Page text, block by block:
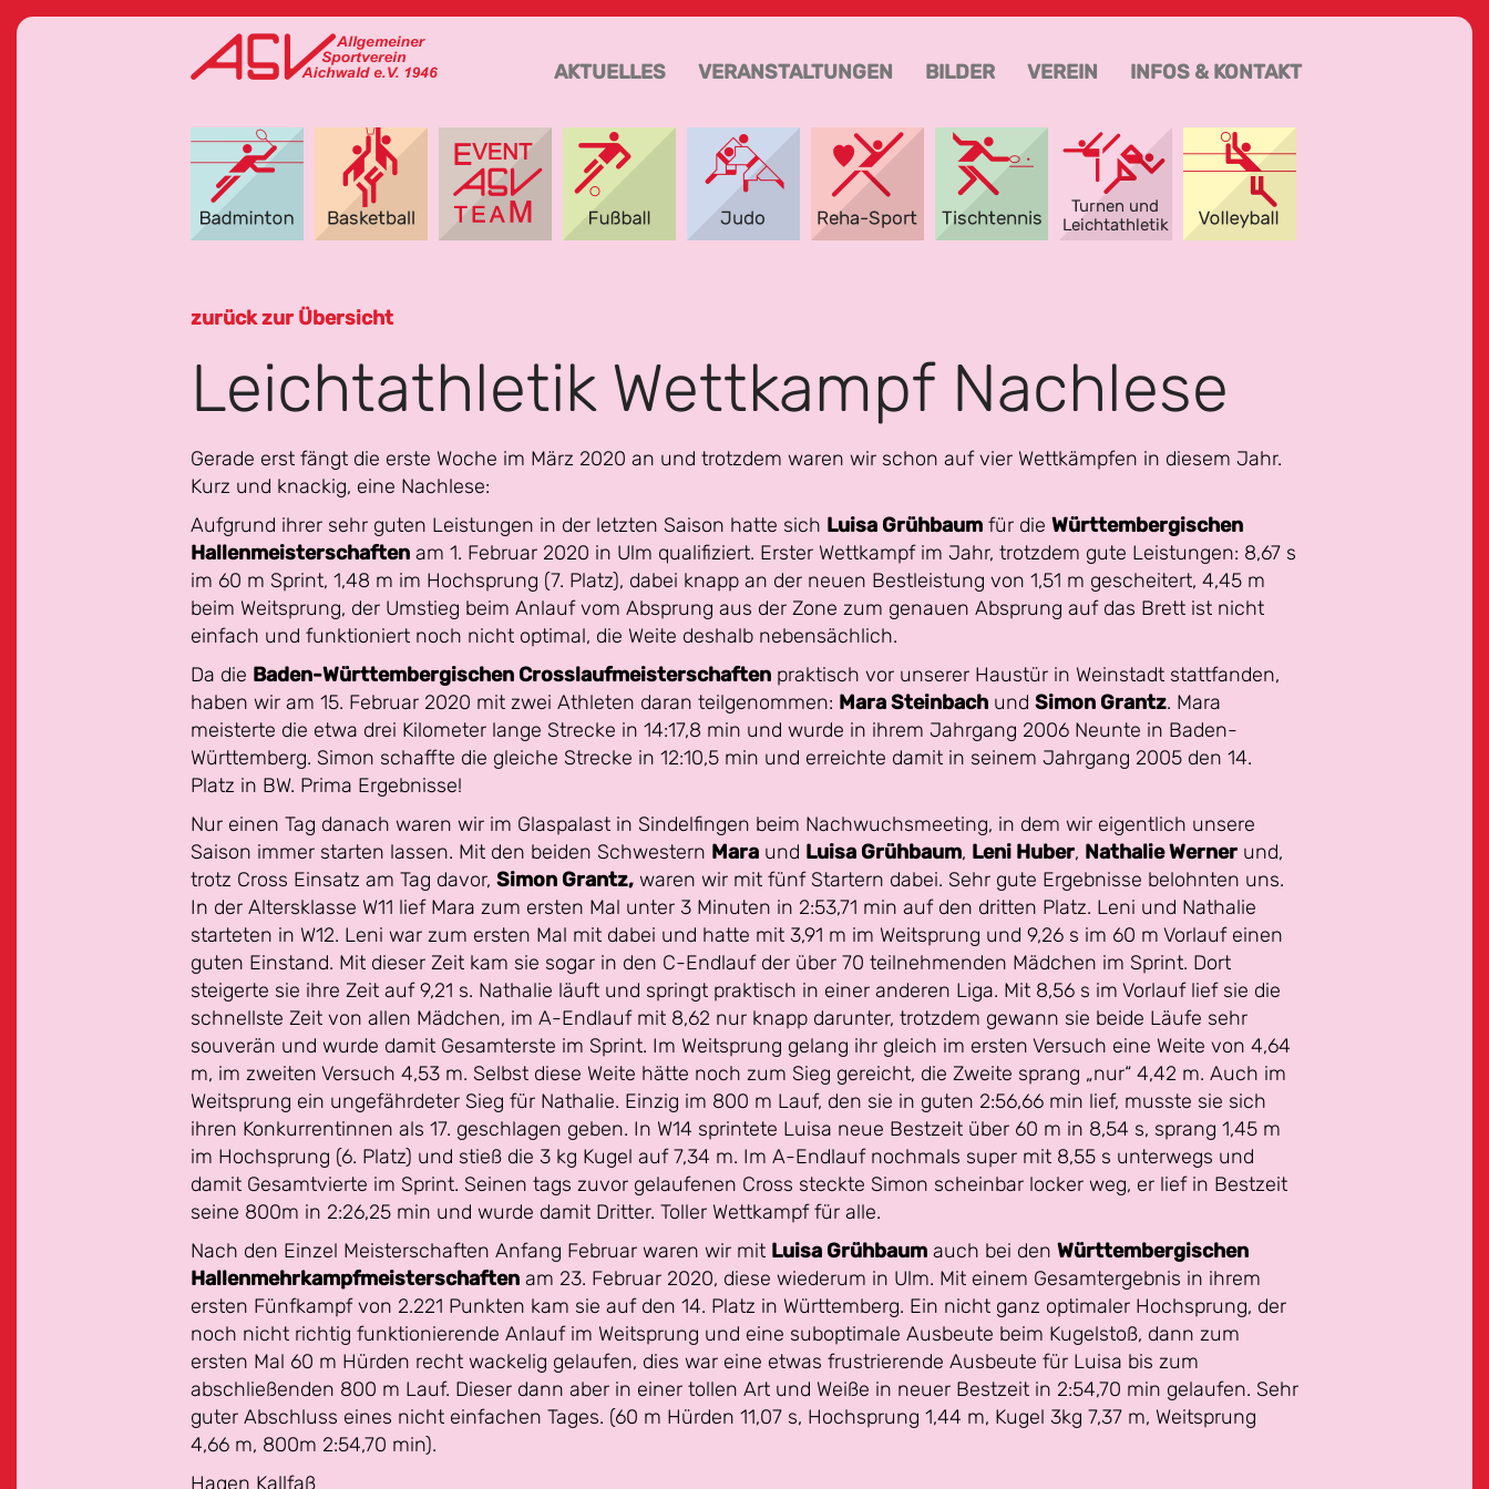
AKTUELLES VERANSTALTUNGEN BILDER VEREIN INFOS & KONTAKT
zurück zur Übersicht
Leichtathletik Wettkampf Nachlese
Gerade erst fängt die erste Woche im März 2020 an und trotzdem waren wir schon auf vier Wettkämpfen in diesem Jahr.
Kurz und knackig, eine Nachlese:
Aufgrund ihrer sehr guten Leistungen in der letzten Saison hatte sich Luisa Grühbaum für die Württembergischen
Hallenmeisterschaften am 1. Februar 2020 in Ulm qualifiziert. Erster Wettkampf im Jahr, trotzdem gute Leistungen: 8,67 s
im 60 m Sprint, 1,48 m im Hochsprung (7. Platz), dabei knapp an der neuen Bestleistung von 1,51 m gescheitert, 4,45 m
beim Weitsprung, der Umstieg beim Anlauf vom Absprung aus der Zone zum genauen Absprung auf das Brett ist nicht
einfach und funktioniert noch nicht optimal, die Weite deshalb nebensächlich.
Da die Baden-Württembergischen Crosslaufmeisterschaften praktisch vor unserer Haustür in Weinstadt stattfanden,
haben wir am 15. Februar 2020 mit zwei Athleten daran teilgenommen: Mara Steinbach und Simon Grantz. Mara
meisterte die etwa drei Kilometer lange Strecke in 14:17,8 min und wurde in ihrem Jahrgang 2006 Neunte in Baden-
Württemberg. Simon schaffte die gleiche Strecke in 12:10,5 min und erreichte damit in seinem Jahrgang 2005 den 14.
Platz in BW. Prima Ergebnisse!
Nur einen Tag danach waren wir im Glaspalast in Sindelfingen beim Nachwuchsmeeting, in dem wir eigentlich unsere
Saison immer starten lassen. Mit den beiden Schwestern Mara und Luisa Grühbaum, Leni Huber, Nathalie Werner und,
trotz Cross Einsatz am Tag davor, Simon Grantz, waren wir mit fünf Startern dabei. Sehr gute Ergebnisse belohnten uns.
In der Altersklasse W11 lief Mara zum ersten Mal unter 3 Minuten in 2:53,71 min auf den dritten Platz. Leni und Nathalie
starteten in W12. Leni war zum ersten Mal mit dabei und hatte mit 3,91 m im Weitsprung und 9,26 s im 60 m Vorlauf einen
guten Einstand. Mit dieser Zeit kam sie sogar in den C-Endlauf der über 70 teilnehmenden Mädchen im Sprint. Dort
steigerte sie ihre Zeit auf 9,21 s. Nathalie läuft und springt praktisch in einer anderen Liga. Mit 8,56 s im Vorlauf lief sie die
schnellste Zeit von allen Mädchen, im A-Endlauf mit 8,62 nur knapp darunter, trotzdem gewann sie beide Läufe sehr
souverän und wurde damit Gesamterste im Sprint. Im Weitsprung gelang ihr gleich im ersten Versuch eine Weite von 4,64
m, im zweiten Versuch 4,53 m. Selbst diese Weite hätte noch zum Sieg gereicht, die Zweite sprang „nur“ 4,42 m. Auch im
Weitsprung ein ungefährdeter Sieg für Nathalie. Einzig im 800 m Lauf, den sie in guten 2:56,66 min lief, musste sie sich
ihren Konkurrentinnen als 17. geschlagen geben. In W14 sprintete Luisa neue Bestzeit über 60 m in 8,54 s, sprang 1,45 m
im Hochsprung (6. Platz) und stieß die 3 kg Kugel auf 7,34 m. Im A-Endlauf nochmals super mit 8,55 s unterwegs und
damit Gesamtvierte im Sprint. Seinen tags zuvor gelaufenen Cross steckte Simon scheinbar locker weg, er lief in Bestzeit
seine 800m in 2:26,25 min und wurde damit Dritter. Toller Wettkampf für alle.
Nach den Einzel Meisterschaften Anfang Februar waren wir mit Luisa Grühbaum auch bei den Württembergischen
Hallenmehrkampfmeisterschaften am 23. Februar 2020, diese wiederum in Ulm. Mit einem Gesamtergebnis in ihrem
ersten Fünfkampf von 2.221 Punkten kam sie auf den 14. Platz in Württemberg. Ein nicht ganz optimaler Hochsprung, der
noch nicht richtig funktionierende Anlauf im Weitsprung und eine suboptimale Ausbeute beim Kugelstoß, dann zum
ersten Mal 60 m Hürden recht wackelig gelaufen, dies war eine etwas frustrierende Ausbeute für Luisa bis zum
abschließenden 800 m Lauf. Dieser dann aber in einer tollen Art und Weiße in neuer Bestzeit in 2:54,70 min gelaufen. Sehr
guter Abschluss eines nicht einfachen Tages. (60 m Hürden 11,07 s, Hochsprung 1,44 m, Kugel 3kg 7,37 m, Weitsprung
4,66 m, 800m 2:54,70 min).
Hagen Kallfaß